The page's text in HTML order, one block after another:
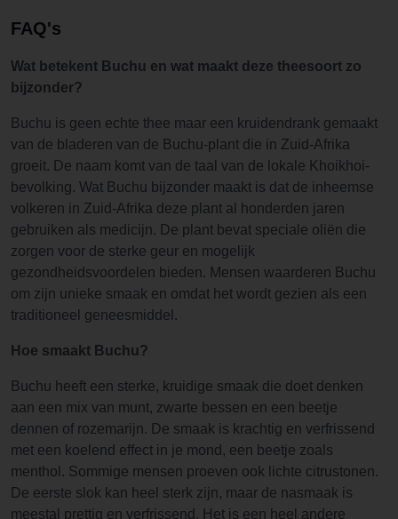
FAQ's
Wat betekent Buchu en wat maakt deze theesoort zo
bijzonder?
Buchu is geen echte thee maar een kruidendrank gemaakt
van de bladeren van de Buchu-plant die in Zuid-Afrika
groeit. De naam komt van de taal van de lokale Khoikhoi-
bevolking. Wat Buchu bijzonder maakt is dat de inheemse
volkeren in Zuid-Afrika deze plant al honderden jaren
gebruiken als medicijn. De plant bevat speciale oliën die
zorgen voor de sterke geur en mogelijk
gezondheidsvoordelen bieden. Mensen waarderen Buchu
om zijn unieke smaak en omdat het wordt gezien als een
traditioneel geneesmiddel.
Hoe smaakt Buchu?
Buchu heeft een sterke, kruidige smaak die doet denken
aan een mix van munt, zwarte bessen en een beetje
dennen of rozemarijn. De smaak is krachtig en verfrissend
met een koelend effect in je mond, een beetje zoals
menthol. Sommige mensen proeven ook lichte citrustonen.
De eerste slok kan heel sterk zijn, maar de nasmaak is
meestal prettig en verfrissend. Het is een heel andere